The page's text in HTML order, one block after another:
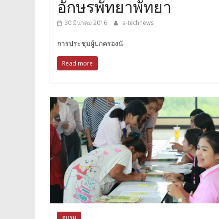
อักษรพัทยาพัทยา
30 มีนาคม 2016 a-technews
การประชุมผู้ปกครองนั
Read more
อบรม